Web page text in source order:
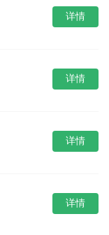
详情
详情
详情
详情